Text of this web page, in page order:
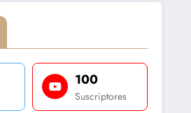
100
Suscriptores